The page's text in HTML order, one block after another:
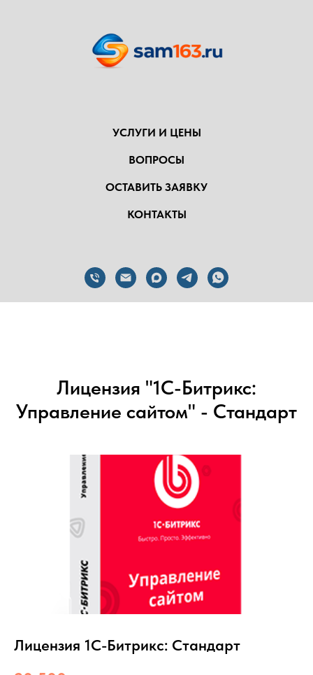
УСЛУГИ И ЦЕНЫ
ВОПРОСЫ
ОСТАВИТЬ ЗАЯВКУ
КОНТАКТЫ
Лицензия "1С-Битрикс:
Управление сайтом" - Стандарт
Лицензия 1С-Битрикс: Стандарт